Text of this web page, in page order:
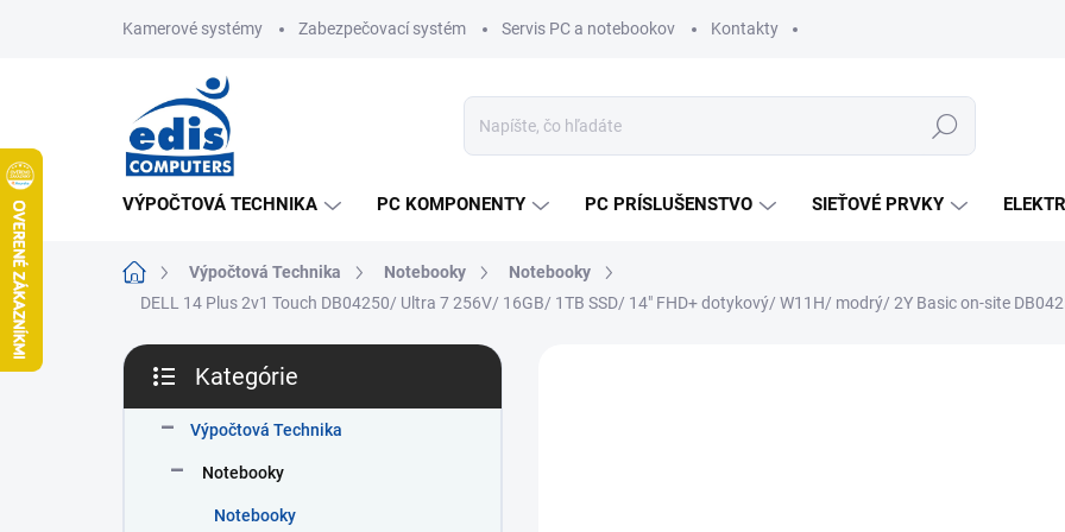
Kamerové systémy Zabezpečovací systém Servis PC a notebookov Kontakty
Hľadať
VÝPOČTOVÁ TECHNIKA PC KOMPONENTY PC PRÍSLUŠENSTVO SIEŤOVÉ PRVKY
DomovVýpočtová Technika Notebooky
Notebooky
DELL 14 Plus 2v1 Touch DB04250/ Ultra 7 256V/ 16GB/ 1TB SSD/ 14" FHD+ dotykový/ W11H/ modrý/ 2Y Basic on-site
B
č
kategórie
Kategórie
Výpočtová Technika
Notebooky
Notebooky